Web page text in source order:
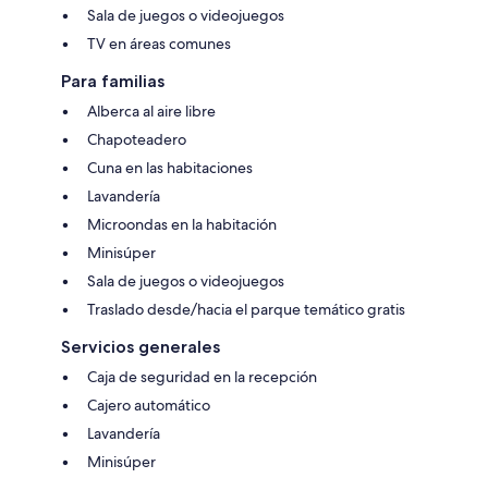
Sala de juegos o videojuegos
TV en áreas comunes
Para familias
Alberca al aire libre
Chapoteadero
Cuna en las habitaciones
Lavandería
Microondas en la habitación
Minisúper
Sala de juegos o videojuegos
Traslado desde/hacia el parque temático gratis
Servicios generales
Caja de seguridad en la recepción
Cajero automático
Lavandería
Minisúper